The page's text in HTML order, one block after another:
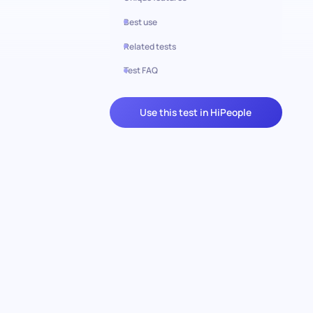
Best use
Related tests
Test FAQ
Use this test in HiPeople